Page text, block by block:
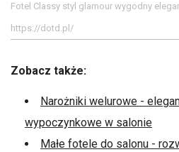
Fotel Classy styl glamour wygodny
https://dotd.pl/
Zobacz także:
Narożniki welurowe -
wypoczynkowe w salonie
Małe fotele do salonu -